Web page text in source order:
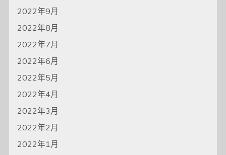
2022年9月
2022年8月
2022年7月
2022年6月
2022年5月
2022年4月
2022年3月
2022年2月
2022年1月